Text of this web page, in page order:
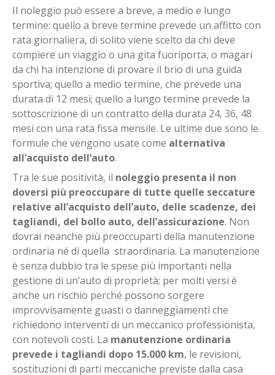
Il noleggio può essere a breve, a medio e lungo
termine: quello a breve termine prevede un affitto con
rata giornaliera, di solito viene scelto da chi deve
compiere un viaggio o una gita fuoriporta, o magari
da chi ha intenzione di provare il brio di una guida
sportiva; quello a medio termine, che prevede una
durata di 12 mesi; quello a lungo termine prevede la
sottoscrizione di un contratto della durata 24, 36, 48
mesi con una rata fissa mensile. Le ultime due sono le
formule che vengono usate come alternativa
all’acquisto dell’auto.
Tra le sue positività, il noleggio presenta il non
doversi più preoccupare di tutte quelle seccature
relative all’acquisto dell’auto, delle scadenze, dei
tagliandi, del bollo auto, dell’assicurazione. Non
dovrai neanche più preoccuparti della manutenzione
ordinaria né di quella straordinaria. La manutenzione
è senza dubbio tra le spese più importanti nella
gestione di un’auto di proprietà; per molti versi è
anche un rischio perché possono sorgere
improvvisamente guasti o danneggiamenti che
richiedono interventi di un meccanico professionista,
con notevoli costi. La manutenzione ordinaria
prevede i tagliandi dopo 15.000 km, le revisioni,
sostituzioni di parti meccaniche previste dalla casa